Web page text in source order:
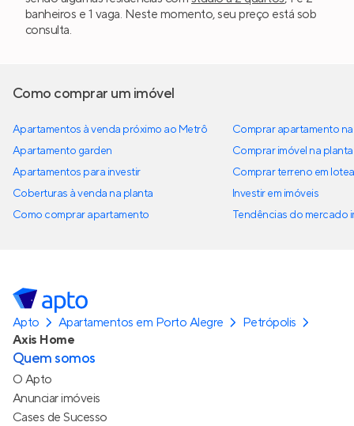
banheiros e 1 vaga. Neste momento, seu preço está sob
consulta.
Como comprar um imóvel
Apartamentos à venda próximo ao Metrô
Apartamento garden
Apartamentos para investir
Coberturas à venda na planta
Como comprar apartamento
Comprar apartamento
Comprar imóvel na planta
Comprar terreno em
Investir em imóveis
Tendências do mercado
Apto Apartamentos em Porto Alegre
Petrópolis
Axis Home
Quem somos
O Apto
Anunciar imóveis
Cases de Sucesso